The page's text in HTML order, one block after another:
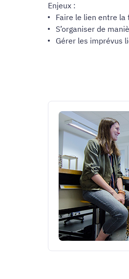
Enjeux :
Faire le lien entre
S’organiser de
Gérer les imprévus